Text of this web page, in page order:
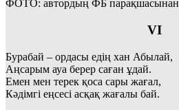
ФОТО: автордың ФБ парақшасынан
VІ
Бурабай – ордасы едің хан Абылай,
Аңсарым ауа берер саған ұдай.
Емен мен терек қоса сары жағал,
Кәдімгі еңсесі асқақ жағалы бай.